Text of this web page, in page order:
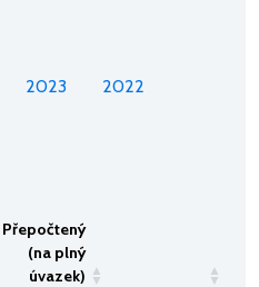
2023 2022
Přepočtený
(na plný
úvazek)